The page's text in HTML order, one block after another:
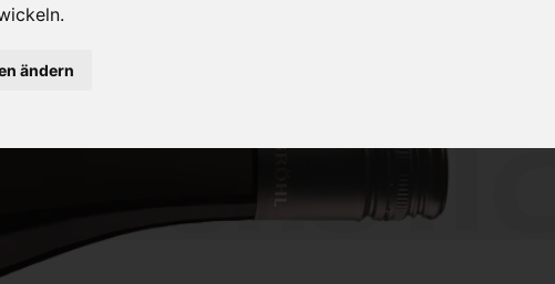
ändern